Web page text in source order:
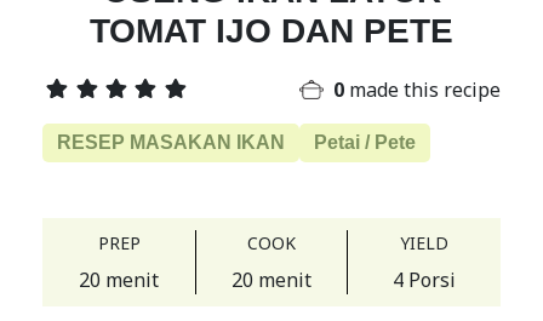
TOMAT IJO DAN PETE
0 made this recipe
RESEP MASAKAN IKAN Petai / Pete
PREP
20 menit
COOK
20 menit
YIELD
4 Porsi